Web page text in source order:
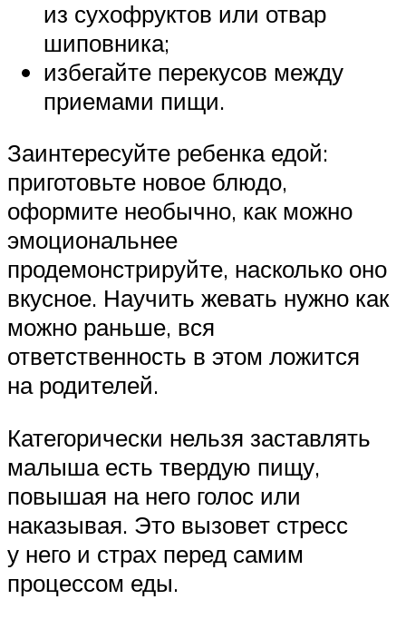
из сухофруктов или отвар
шиповника;
избегайте перекусов между
приемами пищи.
Заинтересуйте ребенка едой:
приготовьте новое блюдо,
оформите необычно, как можно
эмоциональнее
продемонстрируйте, насколько оно
вкусное. Научить жевать нужно как
можно раньше, вся
ответственность в этом ложится
на родителей.
Категорически нельзя заставлять
малыша есть твердую пищу,
повышая на него голос или
наказывая. Это вызовет стресс
у него и страх перед самим
процессом еды.